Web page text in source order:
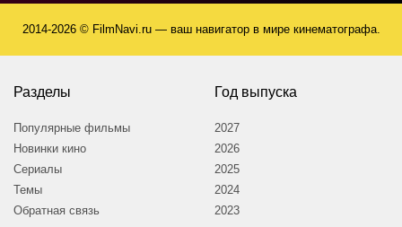
2014-2026 © FilmNavi.ru — ваш навигатор в мире кинематографа.
Разделы
Популярные фильмы
Новинки кино
Сериалы
Темы
Обратная связь
Год выпуска
2027
2026
2025
2024
2023